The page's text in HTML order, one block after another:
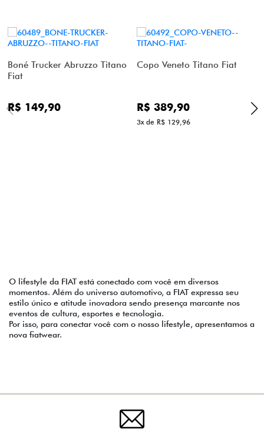
Boné Trucker Abruzzo Titano
Fiat
R$ 149,90
Copo Veneto Titano Fiat
R$ 389,90
3x de R$ 129,96
O lifestyle da FIAT está conectado com você em diversos
momentos. Além do universo automotivo, a FIAT expressa seu
estilo único e atitude inovadora sendo presença marcante nos
eventos de cultura, esportes e tecnologia.
Por isso, para conectar você com o nosso lifestyle, apresentamos a
nova fiatwear.